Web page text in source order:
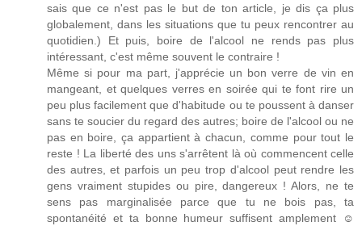
sais que ce n'est pas le but de ton article, je dis ça plus
globalement, dans les situations que tu peux rencontrer au
quotidien.) Et puis, boire de l'alcool ne rends pas plus
intéressant, c'est même souvent le contraire !
Même si pour ma part, j'apprécie un bon verre de vin en
mangeant, et quelques verres en soirée qui te font rire un
peu plus facilement que d'habitude ou te poussent à danser
sans te soucier du regard des autres; boire de l'alcool ou ne
pas en boire, ça appartient à chacun, comme pour tout le
reste ! La liberté des uns s'arrêtent là où commencent celle
des autres, et parfois un peu trop d'alcool peut rendre les
gens vraiment stupides ou pire, dangereux ! Alors, ne te
sens pas marginalisée parce que tu ne bois pas, ta
spontanéité et ta bonne humeur suffisent amplement ☺